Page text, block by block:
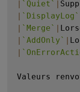
| ` Quiet ` |
| ` DisplayLog `
| ` Merge` |
| ` AddOnly` |
| `
Valeurs